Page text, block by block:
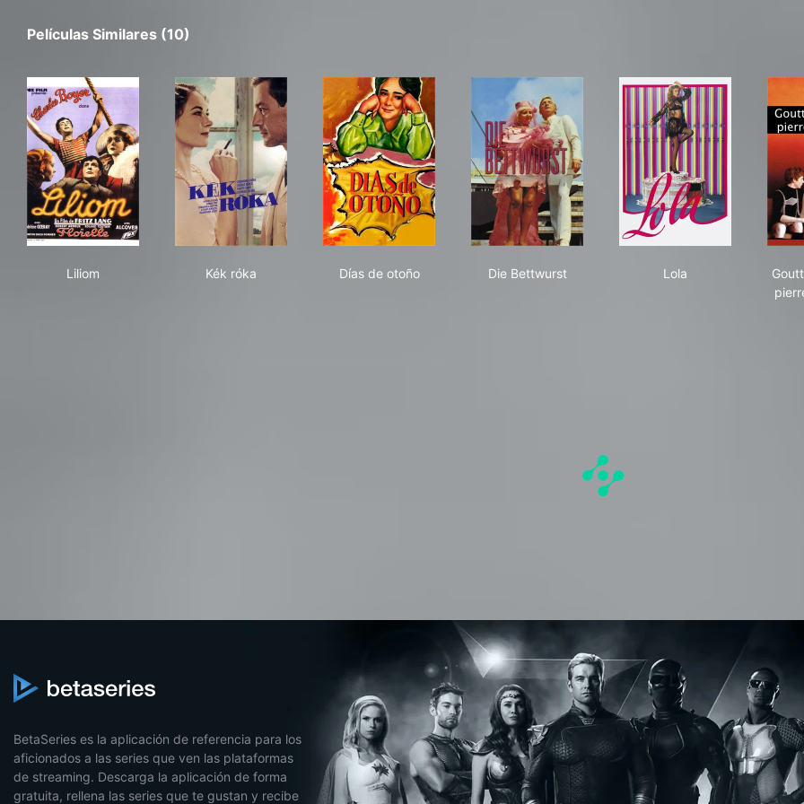
Películas Similares (10)
Liliom
Kék róka
Días de otoño
Die Bettwurst
Lola
BetaSeries es la aplicación de referencia para los
aficionados a las series que ven las plataformas
de streaming. Descarga la aplicación de forma
gratuita, rellena las series que te gustan y recibe